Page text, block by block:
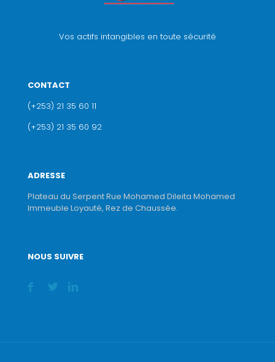
Vos actifs intangibles en toute sécurité
CONTACT
(+253) 21 35 60 11
(+253) 21 35 60 92
ADRESSE
Plateau du Serpent Rue Mohamed Dileita Mohamed
Immeuble Loyauté, Rez de Chaussée.
NOUS SUIVRE